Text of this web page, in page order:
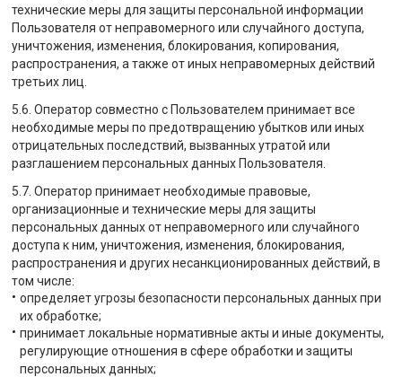
технические меры для защиты персональной информации
Пользователя от неправомерного или случайного доступа,
уничтожения, изменения, блокирования, копирования,
распространения, а также от иных неправомерных действий
третьих лиц.
5.6. Оператор совместно с Пользователем принимает все
необходимые меры по предотвращению убытков или иных
отрицательных последствий, вызванных утратой или
разглашением персональных данных Пользователя.
5.7. Оператор принимает необходимые правовые,
организационные и технические меры для защиты
персональных данных от неправомерного или случайного
доступа к ним, уничтожения, изменения, блокирования,
распространения и других несанкционированных действий, в
том числе:
определяет угрозы безопасности персональных данных при
их обработке;
принимает локальные нормативные акты и иные документы,
регулирующие отношения в сфере обработки и защиты
персональных данных;